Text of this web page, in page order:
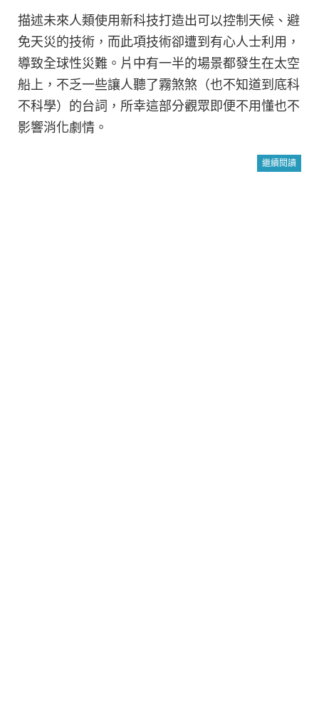
描述未來人類使用新科技打造出可以控制天候、避
免天災的技術，而此項技術卻遭到有心人士利用，
導致全球性災難。片中有一半的場景都發生在太空
船上，不乏一些讓人聽了霧煞煞（也不知道到底科
不科學）的台詞，所幸這部分觀眾即便不用懂也不
影響消化劇情。
繼續閱讀